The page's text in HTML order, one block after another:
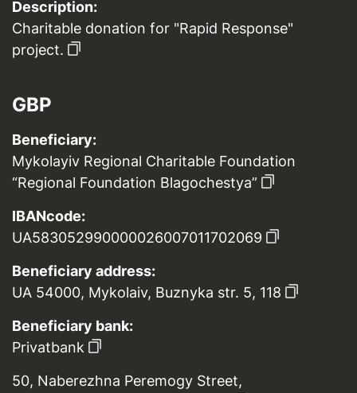
Description:
Charitable donation for "Rapid Response"
project.
GBP
Beneficiary:
Mykolayiv Regional Charitable Foundation
“Regional Foundation Blagochestya”
IBANcode:
UA583052990000026007011702069
Beneficiary address:
UA 54000, Mykolaiv, Buznyka str. 5, 118
Beneficiary bank:
Privatbank
50, Naberezhna Peremogy Street,